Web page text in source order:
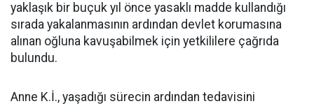
yaklaşık bir buçuk yıl önce yasaklı madde kullandığı
sırada yakalanmasının ardından devlet korumasına
alınan oğluna kavuşabilmek için yetkililere çağrıda
bulundu.
Anne K.İ., yaşadığı sürecin ardından tedavisini